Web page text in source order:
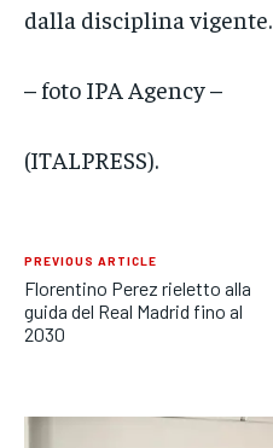
dalla disciplina vigente.
– foto IPA Agency –
(ITALPRESS).
PREVIOUS ARTICLE
Florentino Perez rieletto alla
guida del Real Madrid fino al
2030